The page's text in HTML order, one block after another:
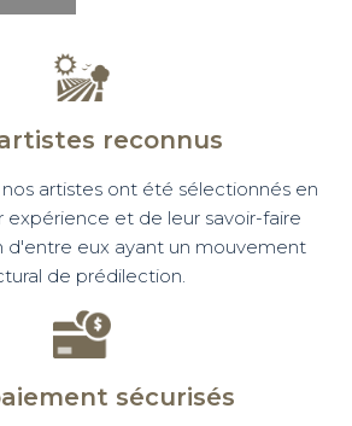
reconnus
nos artistes ont été sélectionnés en
expérience et de leur savoir-faire
d'entre eux ayant un mouvement
de prédilection.
sécurisés